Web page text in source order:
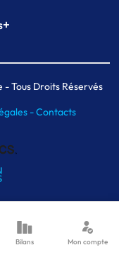
+
Tous Droits Réservés
-Contacts
Bilans Mon compte